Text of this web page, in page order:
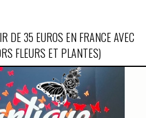
DE 35 EUROS EN FRANCE AVEC
FLEURS ET PLANTES)